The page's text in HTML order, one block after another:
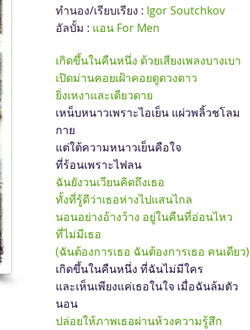
ทำนอง/เรียบเรียง : Igor Soutchkov
อัลบั้ม : แอน For Men
เกิดขึ้นในคืนหนึ่ง ด้วยเสียงเพลงบางเบา
เปิดม่านคอยเฝ้าคอยดูดวงดาว
ยิ่งเหงาและเดียวดาย
เหน็บหนาวเพราะไอเย็น แผ่วพลิ้วชโลม
กาย
แต่ใต้ความหนาวเย็นคือใจ
ที่ร้อนเพราะไฟลน
ฉันยังวนเวียนคิดถึงเธอ
ทั้งที่รู้ดีว่าเธอห่างไปแสนไกล
นอนอย่างอ้างว้าง อยู่ในคืนที่อ่อนไหว
ที่ไม่มีเธอ
(ฉันต้องการเธอ ฉันต้องการเธอ คนเดียว)
เกิดขึ้นในคืนหนึ่ง ที่ฉันไม่มีใคร
และเห็นเพียงแค่เธอในใจ เมื่อฉันล้มตัว
นอน
ปล่อยให้ภาพเธอผ่านห้วงความรู้สึก